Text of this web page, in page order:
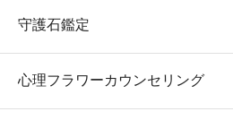
守護石鑑定
心理フラワーカウンセリング